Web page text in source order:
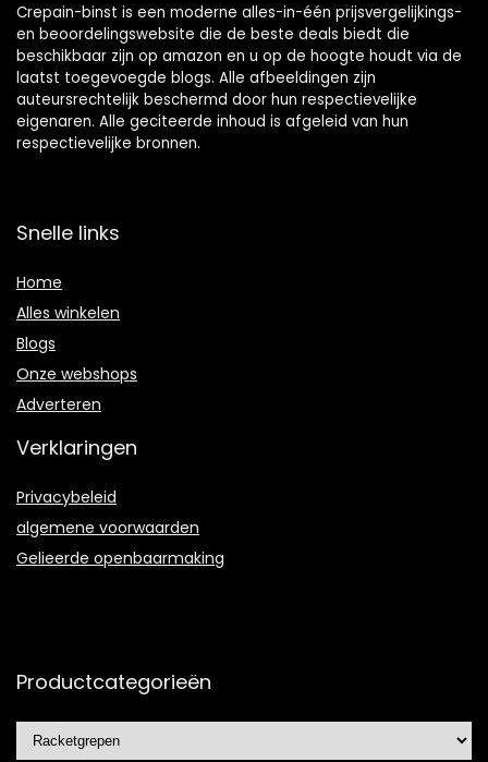
Crepain-binst is een moderne alles-in-één prijsvergelijkings-
en beoordelingswebsite die de beste deals biedt die
beschikbaar zijn op amazon en u op de hoogte houdt via de
laatst toegevoegde blogs. Alle afbeeldingen zijn
auteursrechtelijk beschermd door hun respectievelijke
eigenaren. Alle geciteerde inhoud is afgeleid van hun
respectievelijke bronnen.
Snelle links
Home
Alles winkelen
Blogs
Onze webshops
Adverteren
Verklaringen
Privacybeleid
algemene voorwaarden
Gelieerde openbaarmaking
Productcategorieën